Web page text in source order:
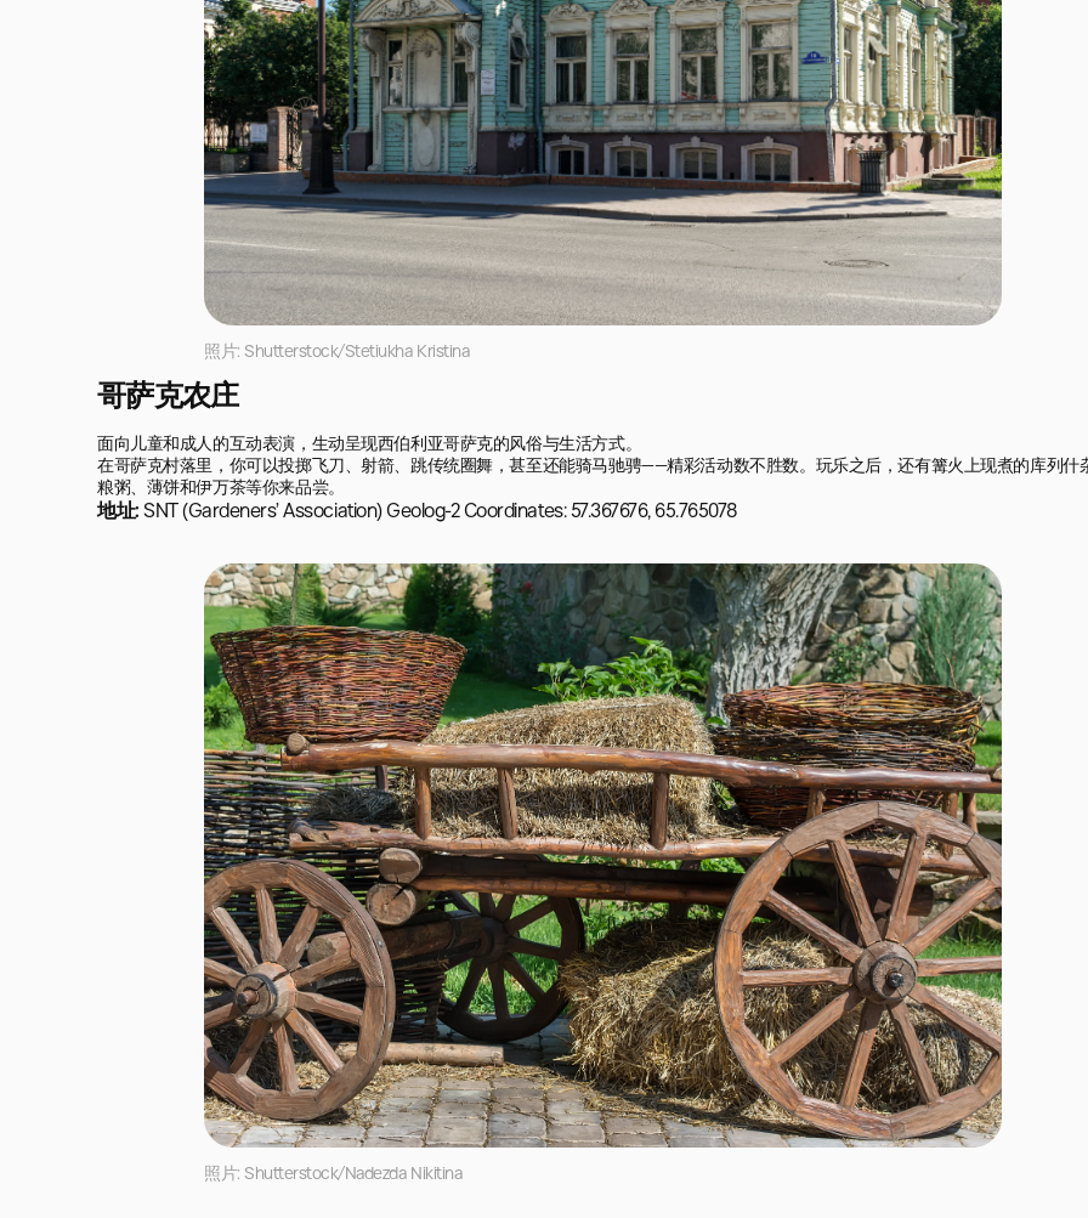
照片: Shutterstock/Stetiukha Kristina
哥萨克农庄
面向儿童和成人的互动表演，生动呈现西伯利亚哥萨克的风俗与生活方式。
在哥萨克村落里，你可以投掷飞刀、射箭、跳传统圈舞，甚至还能骑马驰骋——精彩活动数不胜数。玩乐之后，还有篝火上现煮的库列什
粮粥、薄饼和伊万茶等你来品尝。
地址:SNT (Gardeners’ Association) Geolog-2 Coordinates: 57.367676, 65.765078
照片: Shutterstock/Nadezda Nikitina